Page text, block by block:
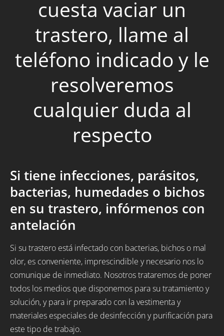
cuesta vaciar un
trastero, llame al
teléfono indicado y le
resolveremos
cualquier duda al
respecto
Si tiene infecciones, parásitos,
bacterias, humedades o bichos
en su trastero, infórmenos con
antelación
Si su trastero está infectado con bacterias, bichos o mal
olor, es conveniente, imprescindible y necesario nos lo
comunique de inmediato. Nosotros trataremos de poner
todos los medios que disponemos para su tratamiento y
solución, y para ir preparado con la vestimenta y
materiales especiales de desinfección y purificación para
este tipo de trabajo.